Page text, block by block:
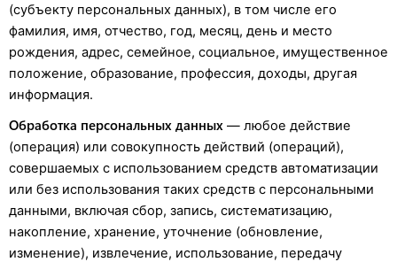
(субъекту персональных данных), в том числе его
фамилия, имя, отчество, год, месяц, день и место
рождения, адрес, семейное, социальное, имущественное
положение, образование, профессия, доходы, другая
информация.
Обработка персональных данных — любое действие
(операция) или совокупность действий (операций),
совершаемых с использованием средств автоматизации
или без использования таких средств с персональными
данными, включая сбор, запись, систематизацию,
накопление, хранение, уточнение (обновление,
изменение), извлечение, использование, передачу